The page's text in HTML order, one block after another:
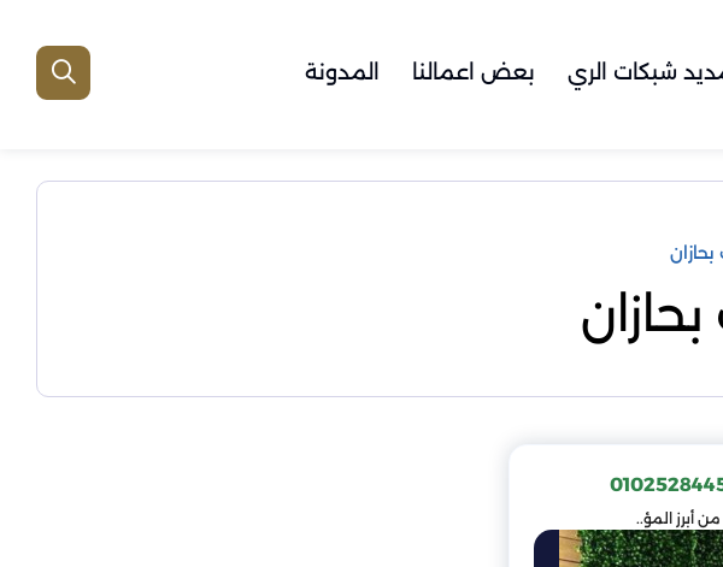
شبكات الري بعض اعمالنا المدونة
أبرز المؤ..